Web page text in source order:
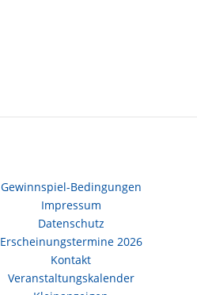
Gewinnspiel-Bedingungen
Impressum
Datenschutz
Erscheinungstermine 2026
Kontakt
Veranstaltungskalender